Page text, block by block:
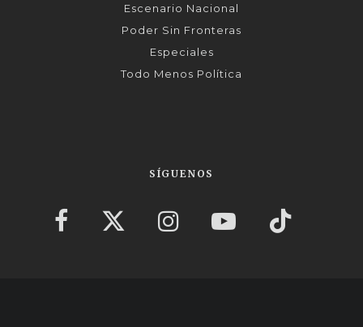
Escenario Nacional
Poder Sin Fronteras
Especiales
Todo Menos Política
SÍGUENOS